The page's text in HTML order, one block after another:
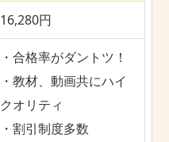
16,280円
・合格率がダントツ！
・教材、動画共にハイ
クオリティ
・割引制度多数